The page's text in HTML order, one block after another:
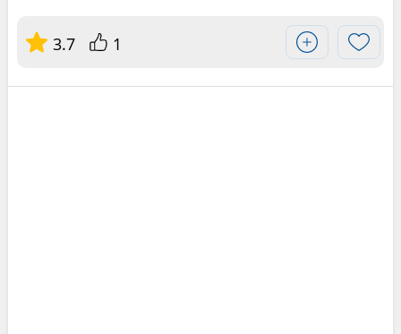
3.7 1